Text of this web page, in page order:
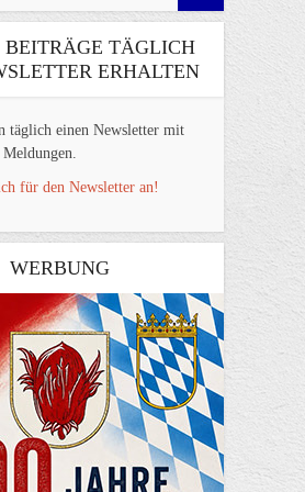
BEITRÄGE TÄGLICH
ERHALTEN
täglich einen Newsletter mit
für den Newsletter an!
WERBUNG